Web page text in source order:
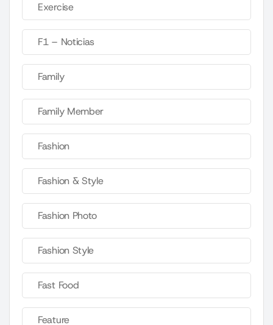
Exercise
F1 – Noticias
Family
Family Member
Fashion
Fashion & Style
Fashion Photo
Fashion Style
Fast Food
Feature